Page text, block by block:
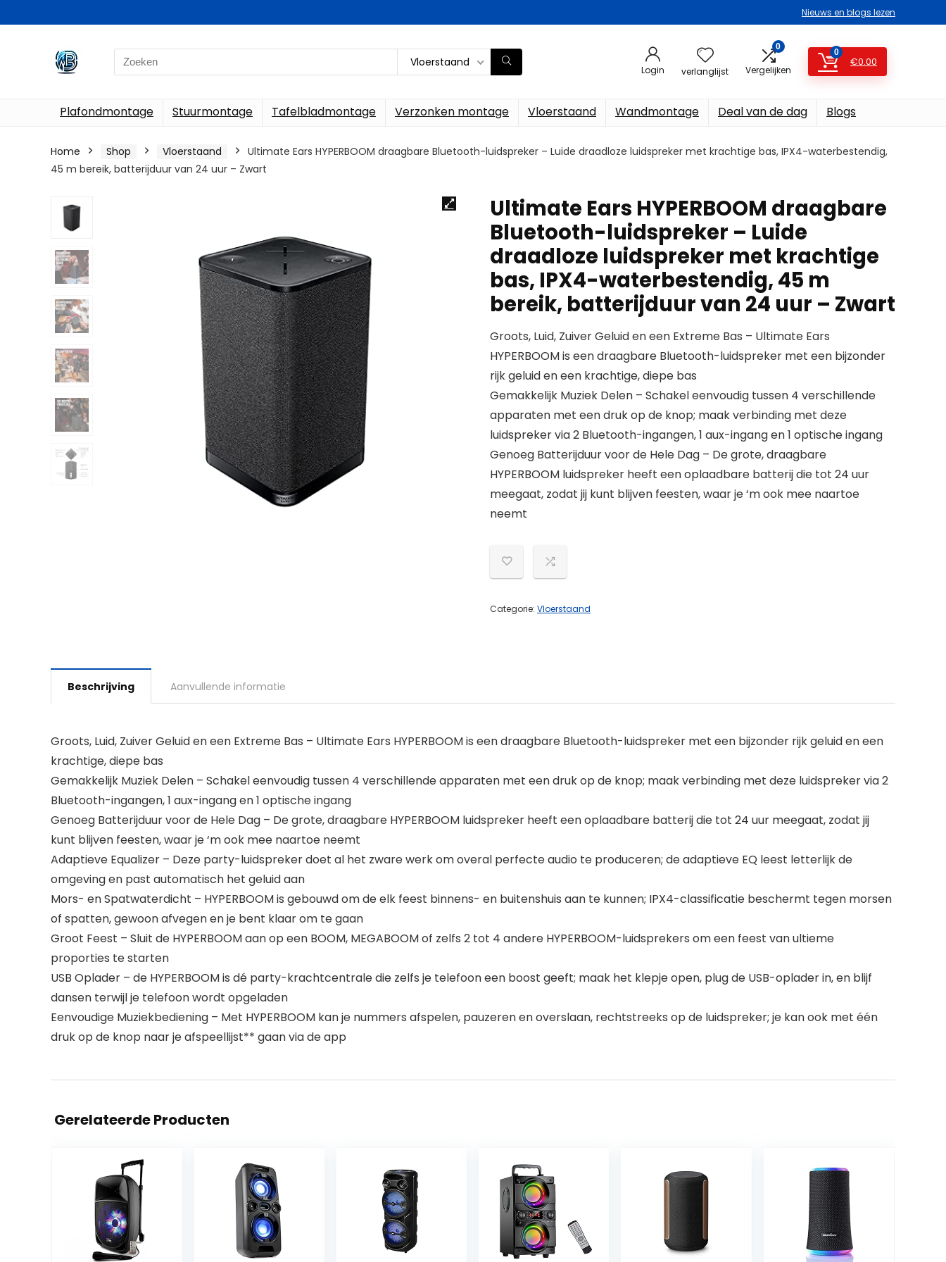
Nieuws en blogs lezen
Search
for:
Vloerstaand
Login verlanglijst
0
Vergelijken
0
€0.00
Plafondmontage Stuurmontage Tafelbladmontage Verzonken montage Vloerstaand Wandmontage Deal van de dag Blogs
Home Shop Vloerstaand
Ultimate Ears HYPERBOOM draagbare Bluetooth-luidspreker – Luide draadloze luidspreker met krachtige bas, IPX4-waterbestendig,
45 m bereik, batterijduur van 24 uur – Zwart
Ultimate Ears HYPERBOOM draagbare
Bluetooth-luidspreker – Luide
draadloze luidspreker met krachtige
bas, IPX4-waterbestendig, 45 m
bereik, batterijduur van 24 uur – Zwart
Groots, Luid, Zuiver Geluid en een Extreme Bas – Ultimate Ears
HYPERBOOM is een draagbare Bluetooth-luidspreker met een bijzonder
rijk geluid en een krachtige, diepe bas
Gemakkelijk Muziek Delen – Schakel eenvoudig tussen 4 verschillende
apparaten met een druk op de knop; maak verbinding met deze
luidspreker via 2 Bluetooth-ingangen, 1 aux-ingang en 1 optische ingang
Genoeg Batterijduur voor de Hele Dag – De grote, draagbare
HYPERBOOM luidspreker heeft een oplaadbare batterij die tot 24 uur
meegaat, zodat jij kunt blijven feesten, waar je ‘m ook mee naartoe
neemt
Categorie: Vloerstaand
Beschrijving Aanvullende informatie
Groots, Luid, Zuiver Geluid en een Extreme Bas – Ultimate Ears HYPERBOOM is een draagbare Bluetooth-luidspreker met een bijzonder rijk geluid en een
krachtige, diepe bas
Gemakkelijk Muziek Delen – Schakel eenvoudig tussen 4 verschillende apparaten met een druk op de knop; maak verbinding met deze luidspreker via 2
Bluetooth-ingangen, 1 aux-ingang en 1 optische ingang
Genoeg Batterijduur voor de Hele Dag – De grote, draagbare HYPERBOOM luidspreker heeft een oplaadbare batterij die tot 24 uur meegaat, zodat jij
kunt blijven feesten, waar je ‘m ook mee naartoe neemt
Adaptieve Equalizer – Deze party-luidspreker doet al het zware werk om overal perfecte audio te produceren; de adaptieve EQ leest letterlijk de
omgeving en past automatisch het geluid aan
Mors- en Spatwaterdicht – HYPERBOOM is gebouwd om de elk feest binnens- en buitenshuis aan te kunnen; IPX4-classificatie beschermt tegen morsen
of spatten, gewoon afvegen en je bent klaar om te gaan
Groot Feest – Sluit de HYPERBOOM aan op een BOOM, MEGABOOM of zelfs 2 tot 4 andere HYPERBOOM-luidsprekers om een feest van ultieme
proporties te starten
USB Oplader – de HYPERBOOM is dé party-krachtcentrale die zelfs je telefoon een boost geeft; maak het klepje open, plug de USB-oplader in, en blijf
dansen terwijl je telefoon wordt opgeladen
Eenvoudige Muziekbediening – Met HYPERBOOM kan je nummers afspelen, pauzeren en overslaan, rechtstreeks op de luidspreker; je kan ook met één
druk op de knop naar je afspeellijst** gaan via de app
Gerelateerde Producten